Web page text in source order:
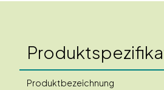
Produktbezeichnung